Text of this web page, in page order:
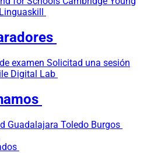
examen Solicitad una sesión
Digital Lab
Guadalajara Toledo Burgos